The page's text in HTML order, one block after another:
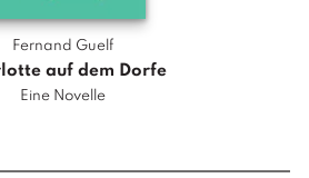
Fernand Guelf
auf dem Dorfe
Eine Novelle